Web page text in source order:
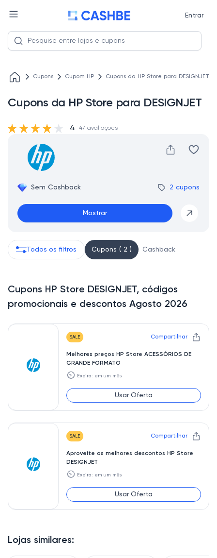
Entrar
Cupons Cupom HP Cupons da HP Store para DESIGNJET
Cupons da HP Store para DESIGNJET
Sem Cashback 2 cupons
Mostrar
4 47 avaliações
Lojas similares:
Todos os filtros Cupons ( 2 ) Cashback
Cupons HP Store DESIGNJET, códigos
promocionais e descontos Agosto 2026
SALE Compartilhar
Melhores preços HP Store ACESSÓRIOS DE
GRANDE FORMATO
🕥 Expira: em um mês
Usar Oferta
SALE Compartilhar
Aproveite os melhores descontos HP Store
DESIGNJET
🕥 Expira: em um mês
Usar Oferta